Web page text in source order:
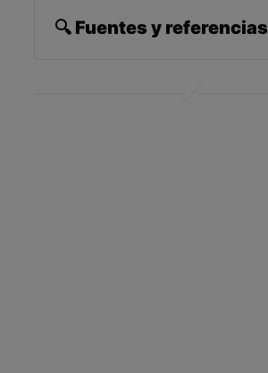
🔍Fuentes y referencias